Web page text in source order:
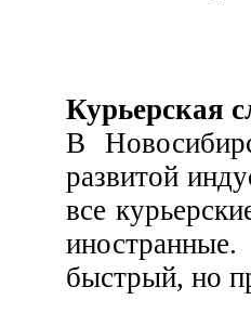
Курьерская
В
развитой
все
быстрый, но